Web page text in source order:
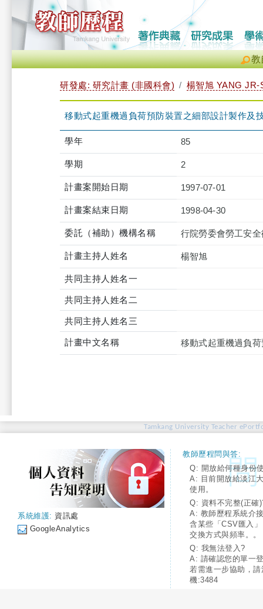
教
研發處: 研究計畫 (非國科會) 楊智旭 YANG JR-
移動式起重機過負荷預防裝置之細部設計製作及
學年 85
學期 2
計畫案開始日期 1997-07-01
計畫案結束日期 1998-04-30
委託（補助）機構名稱 行院勞委會勞工安
計畫主持人姓名 楊智旭
共同主持人姓名一
共同主持人姓名二
共同主持人姓名三
計畫中文名稱 移動式起重機過負
Tamkang University Teacher
系統維護: 資訊處
GoogleAnalytics
教師歷程問與答:
Q: 開放給何種身份
A: 目前開放給淡江
使用。
Q: 資料不完整(正確
A: 教師歷程系統介
含某些「CSV匯入
交換方式與頻率。。
Q: 我無法登入?
A: 請確認您的單一
若需進一步協助，
機:3484